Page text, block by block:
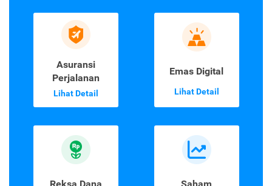
Asuransi
Perjalanan
Lihat Detail
Emas Digital
Lihat Detail